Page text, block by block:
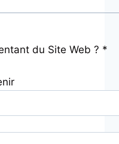
du Site Web ? *